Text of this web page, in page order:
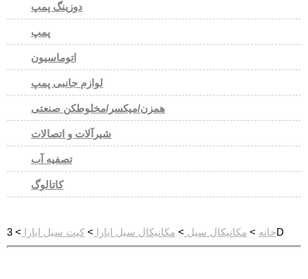
دوزینگ پمپ
پمپ
اتوماسیون
لوازم جانبی پمپ
همزن/میکسر/مخلوطکن صنعتی
شیرآلات و اتصالات
تصفیه آب
کاتالوگ
خانه > مکانیکال سیل > مکانیکال سیل ابارا > کیت سیل ابارا > 3D